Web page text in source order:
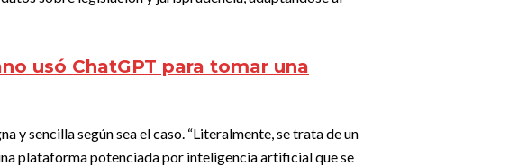
usó ChatGPT para tomar una
y sencilla según sea el caso. “Literalmente, se trata de un
plataforma potenciada por inteligencia artificial que se